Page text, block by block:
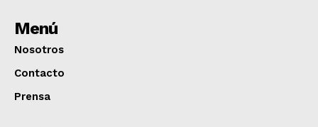
Menú
Nosotros
Contacto
Prensa